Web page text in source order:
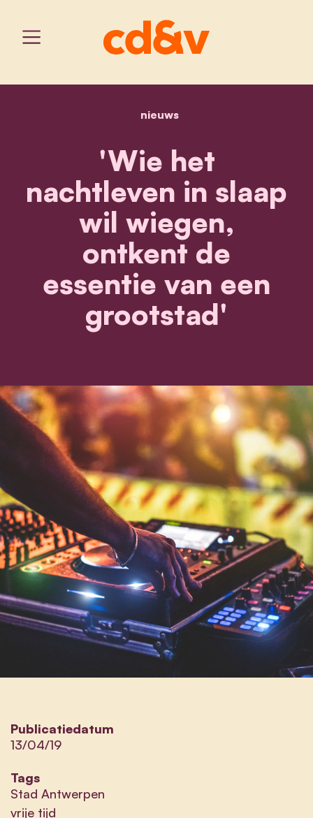
home
nieuws'wie het nachtleven in
'Wie het
nachtleven in slaap
wil wiegen,
ontkent de
essentie van een
grootstad'
Publicatiedatum
13/04/19
Tags
Stad Antwerpen
vrije tijd